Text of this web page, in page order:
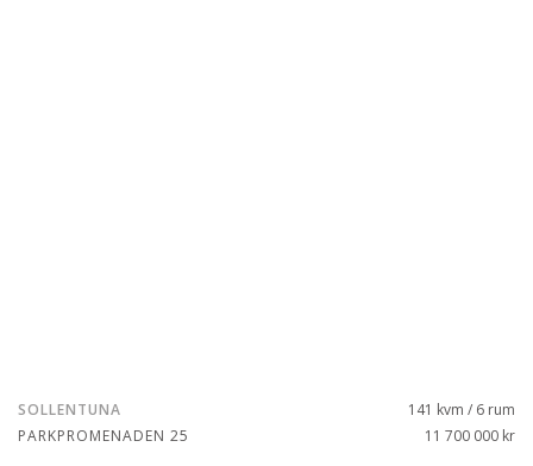
SOLLENTUNA
PARKPROMENADEN 25
141 kvm / 6 rum
11 700 000 kr